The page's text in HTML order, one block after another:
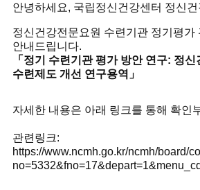
안녕하세요, 국립정신건강센터 정신
정신건강전문요원 수련기관 정기평가
안내드립니다.
「정기 수련기관 평가 방안 연구: 정신
수련제도 개선 연구용역」
자세한 내용은 아래 링크를 통해 확인
관련링크:
https://www.ncmh.go.kr/ncmh/board/